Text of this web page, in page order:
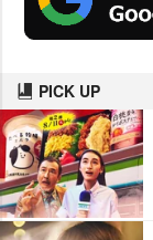
PICK UP